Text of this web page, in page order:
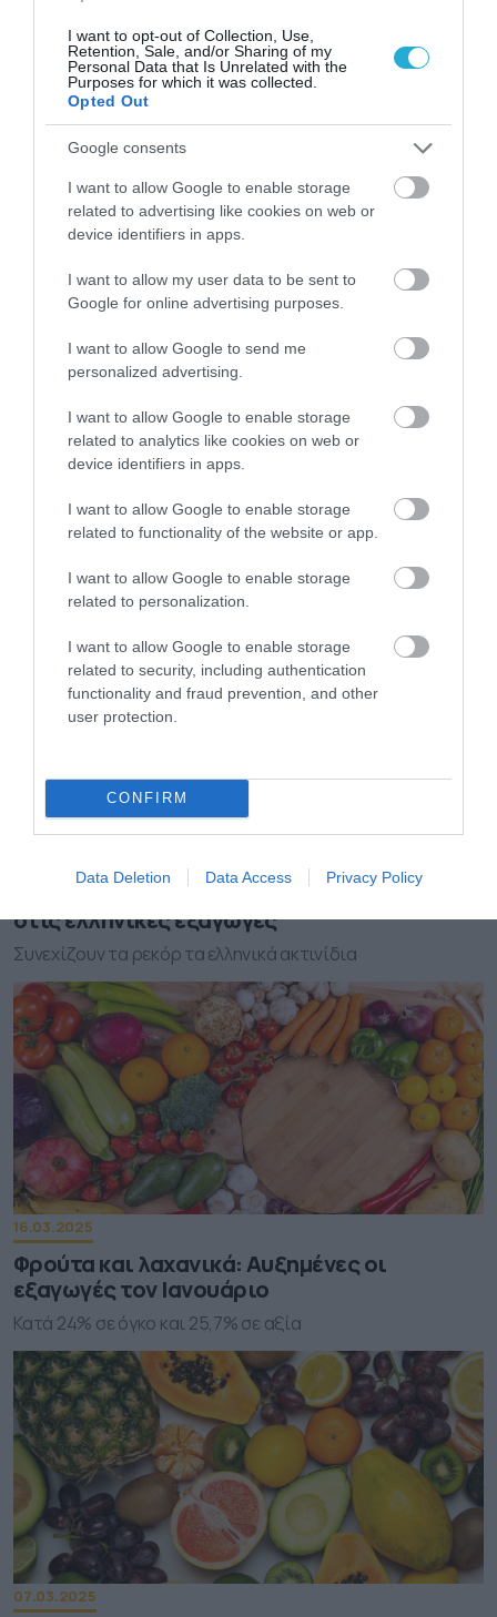
I want to opt-out of Collection, Use,
Retention, Sale, and/or Sharing of my
Personal Data that Is Unrelated with the
Purposes for which it was collected.
Opted Out
Google consents
I want to allow Google to enable storage
related to advertising like cookies on web or
device identifiers in apps.
I want to allow my user data to be sent to
Google for online advertising purposes.
I want to allow Google to send me
personalized advertising.
I want to allow Google to enable storage
related to analytics like cookies on web or
device identifiers in apps.
I want to allow Google to enable storage
related to functionality of the website or app.
I want to allow Google to enable storage
related to personalization.
I want to allow Google to enable storage
related to security, including authentication
functionality and fraud prevention, and other
user protection.
CONFIRM
Data Deletion Data Access Privacy Policy
19.05.2025
Φρούτα – λαχανικά: Ποια καταγράφουν
ρεκόρ στις φετινές εξαγωγές
Τι δείχνουν τα στοιχεία του Συνδέσμου
Εξαγωγέων Φρούτων, Λαχανικών και Χυμών
Φρούτα – λαχανικά: Τι εισήγαγε η Ελλάδα το
α’ τετράμηνο του 2025
Έφτασαν συνολικά τους 311,301 χιλ. τόνους
Ποια φρούτα και λαχανικά πρωταγωνιστούν
στις ελληνικές εξαγωγές
Συνεχίζουν τα ρεκόρ τα ελληνικά ακτινίδια
16.03.2025
Φρούτα και λαχανικά: Αυξημένες οι
εξαγωγές τον Ιανουάριο
Κατά 24% σε όγκο και 25,7% σε αξία
07.03.2025